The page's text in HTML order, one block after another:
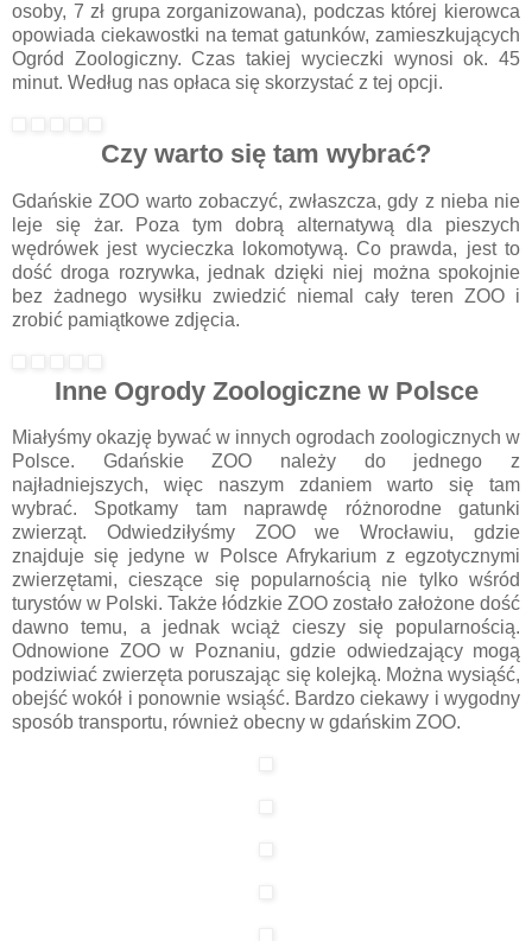
osoby, 7 zł grupa zorganizowana), podczas której kierowca
opowiada ciekawostki na temat gatunków, zamieszkujących
Ogród Zoologiczny. Czas takiej wycieczki wynosi ok. 45
minut. Według nas opłaca się skorzystać z tej opcji.
Czy warto się tam wybrać?
Gdańskie ZOO warto zobaczyć, zwłaszcza, gdy z nieba nie
leje się żar. Poza tym dobrą alternatywą dla pieszych
wędrówek jest wycieczka lokomotywą. Co prawda, jest to
dość droga rozrywka, jednak dzięki niej można spokojnie
bez żadnego wysiłku zwiedzić niemal cały teren ZOO i
zrobić pamiątkowe zdjęcia.
Inne Ogrody Zoologiczne w Polsce
Miałyśmy okazję bywać w innych ogrodach zoologicznych w
Polsce. Gdańskie ZOO należy do jednego z
najładniejszych, więc naszym zdaniem warto się tam
wybrać. Spotkamy tam naprawdę różnorodne gatunki
zwierząt. Odwiedziłyśmy ZOO we Wrocławiu, gdzie
znajduje się jedyne w Polsce Afrykarium z egzotycznymi
zwierzętami, cieszące się popularnością nie tylko wśród
turystów w Polski. Także łódzkie ZOO zostało założone dość
dawno temu, a jednak wciąż cieszy się popularnością.
Odnowione ZOO w Poznaniu, gdzie odwiedzający mogą
podziwiać zwierzęta poruszając się kolejką. Można wysiąść,
obejść wokół i ponownie wsiąść. Bardzo ciekawy i wygodny
sposób transportu, również obecny w gdańskim ZOO.